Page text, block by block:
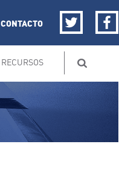
CONTACTO
RECURSOS